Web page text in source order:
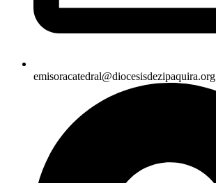
emisoracatedral@diocesisdezipaquira.org